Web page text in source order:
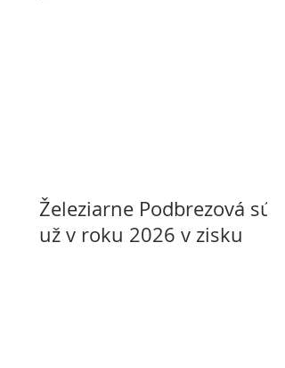
Železiarne Podbrezová sú
už v roku 2026 v zisku